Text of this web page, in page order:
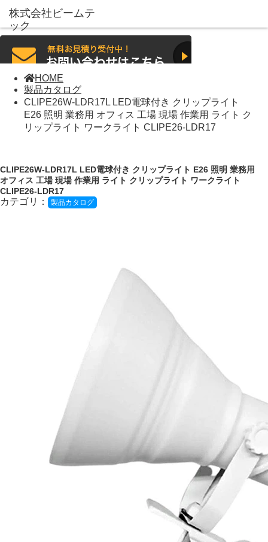
HOME
製品カタログ
CLIPE26W-LDR17L LED電球付き クリップライト
E26 照明 業務用 オフィス 工場 現場 作業用 ライト ク
リップライト ワークライト CLIPE26-LDR17
CLIPE26W-LDR17L LED電球付き クリップライト E26 照明 業務用
オフィス 工場 現場 作業用 ライト クリップライト ワークライト
CLIPE26-LDR17
カテゴリ： 製品カタログ